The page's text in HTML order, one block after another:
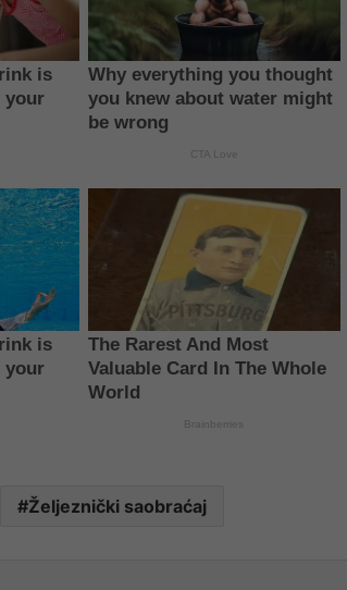
Željeznički saobraćaj